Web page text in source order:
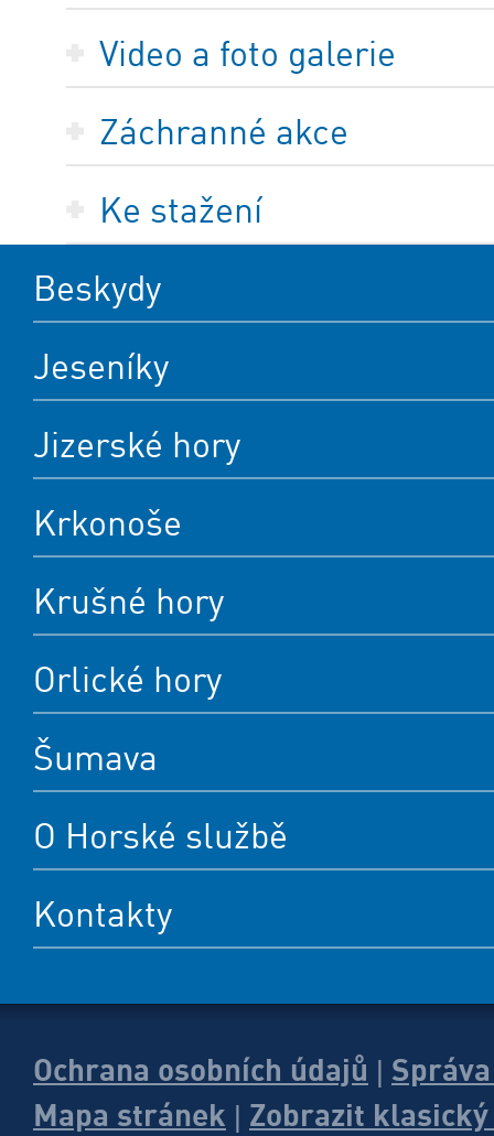
Video a foto galerie
Záchranné akce
Ke stažení
Beskydy
Jeseníky
Jizerské hory
Krkonoše
Krušné hory
Orlické hory
Šumava
O Horské službě
Kontakty
Ochrana osobních údajů
Mapa stránek
Zobrazit